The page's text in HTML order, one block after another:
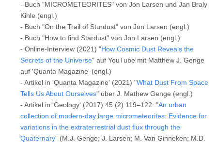
- Buch "MICROMETEORITES" von Jon Larsen und Jan Braly
Kihle (engl.)
- Buch "On the Trail of Sturdust" von Jon Larsen (engl.)
- Buch "How to find Stardust" von Jon Larsen (engl.)
- Online-Interview (2021) "How Cosmic Dust Reveals the
Secrets of the Universe" auf YouTube mit Matthew J. Genge
auf 'Quanta Magazine' (engl.)
- Artikel in 'Quanta Magazine' (2021) "What Dust From Space
Tells Us About Ourselves" über J. Mathew Genge (engl.)
- Artikel in 'Geology' (2017) 45 (2) 119–122: "An urban
collection of modern-day large micrometeorites: Evidence for
variations in the extraterrestrial dust flux through the
Quaternary" (M.J. Genge; J. Larsen; M. Van Ginneken; M.D.